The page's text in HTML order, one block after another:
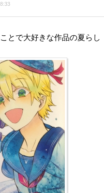
とで大好きな作品の夏らし